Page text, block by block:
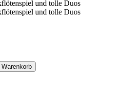
Warenkorb